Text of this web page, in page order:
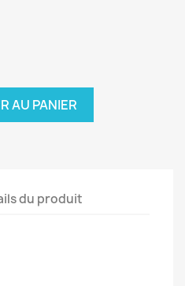
AU PANIER
du produit